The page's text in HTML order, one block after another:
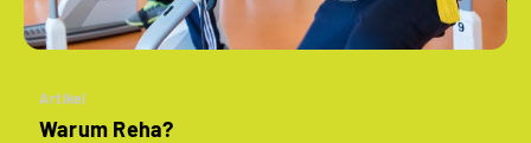
Artikel
Warum Reha?